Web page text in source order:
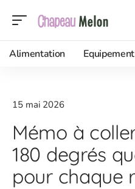
Alimentation Equipement
15 mai 2026
Mémo à
180 degrés
pour chaque